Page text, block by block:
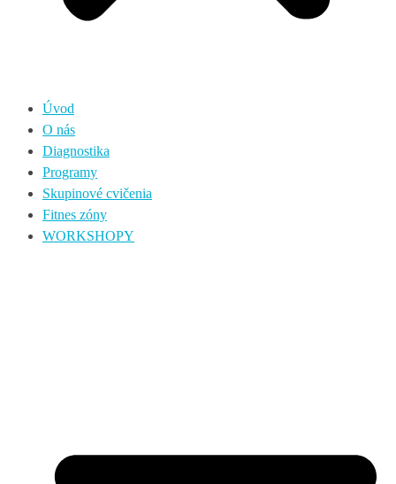
Úvod
O nás
Diagnostika
Programy
Skupinové cvičenia
Fitnes zóny
WORKSHOPY